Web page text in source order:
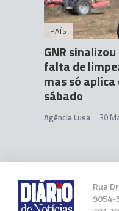
PAÍS
GNR
falta de
mas só
sábado
Agência Lusa 30
Rua
9054-